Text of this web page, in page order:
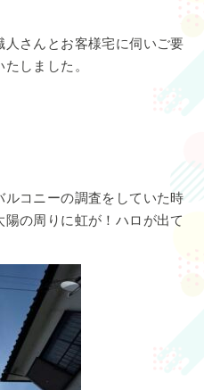
さんとお客様宅に伺いご要
しました。
コニーの調査をしていた時
の周りに虹が！ハロが出て